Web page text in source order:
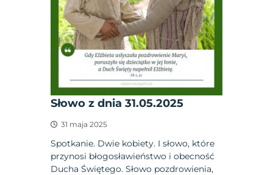
Słowo z dnia 31.05.2025
31 maja 2025
Spotkanie. Dwie kobiety. I słowo, które
przynosi błogosławieństwo i obecność
Ducha Świętego. Słowo pozdrowienia,